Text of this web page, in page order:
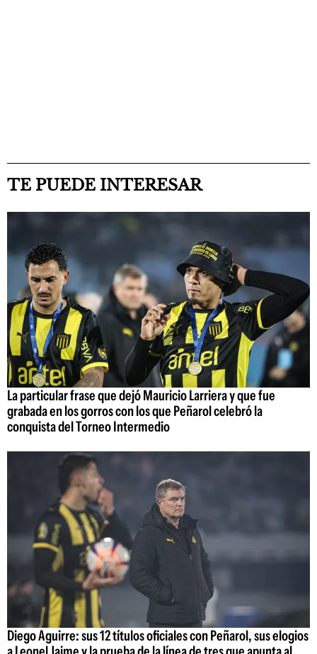
TE PUEDE INTERESAR
La particular frase que dejó Mauricio Larriera y que fue
grabada en los gorros con los que Peñarol celebró la
conquista del Torneo Intermedio
Diego Aguirre: sus 12 títulos oficiales con Peñarol, sus elogios